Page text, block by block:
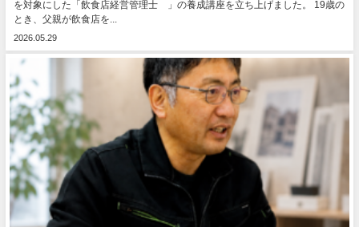
を対象にした「飲食店経営管理士®」の養成講座を立ち上げました。 19歳の
とき、父親が飲食店を...
2026.05.29